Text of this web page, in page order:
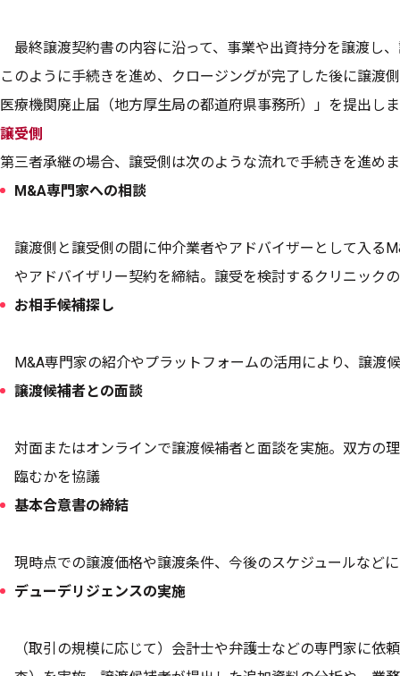
最終譲渡契約書の内容に沿って、事業や出資持分を譲渡し
このように手続きを進め、クロージングが完了した後に譲渡
医療機関廃止届（地方厚生局の都道府県事務所）」を提出し
譲受側
第三者承継の場合、譲受側は次のような流れで手続きを進め
M&A専門家への相談
譲渡側と譲受側の間に仲介業者やアドバイザーとして入る
やアドバイザリー契約を締結。譲受を検討するクリニック
お相手候補探し
M&A専門家の紹介やプラットフォームの活用により、譲渡
譲渡候補者との面談
対面またはオンラインで譲渡候補者と面談を実施。双方の
臨むかを協議
基本合意書の締結
現時点での譲渡価格や譲渡条件、今後のスケジュールなど
デューデリジェンスの実施
（取引の規模に応じて）会計士や弁護士などの専門家に依